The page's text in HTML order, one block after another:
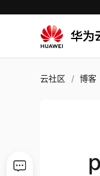
云社区 博客